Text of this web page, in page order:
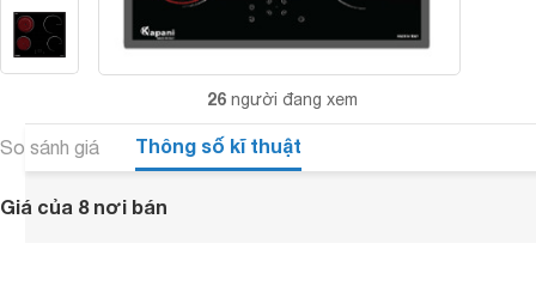
26 người đang xem
So sánh giá Thông số kĩ thuật
Giá của 8 nơi bán